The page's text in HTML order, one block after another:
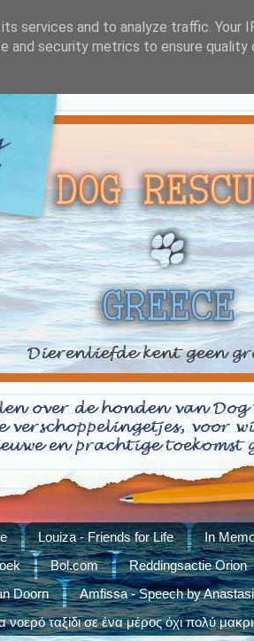
Louiza - Friends for Life In
Bol.com Reddingsactie Orion
Doorn
Amfissa - Speech by
ταξίδι σε ένα μέρος όχι πολύ
services and to analyze traffic. Your
and security metrics to ensure quality